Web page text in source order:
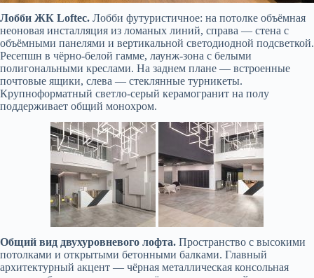
Лобби ЖК Loftec. Лобби футуристичное: на потолке объёмная
неоновая инсталляция из ломаных линий, справа — стена с
объёмными панелями и вертикальной светодиодной подсветкой.
Ресепшн в чёрно-белой гамме, лаунж-зона с белыми
полигональными креслами. На заднем плане — встроенные
почтовые ящики, слева — стеклянные турникеты.
Крупноформатный светло-серый керамогранит на полу
поддерживает общий монохром.
Общий вид двухуровневого лофта. Пространство с высокими
потолками и открытыми бетонными балками. Главный
архитектурный акцент — чёрная металлическая консольная